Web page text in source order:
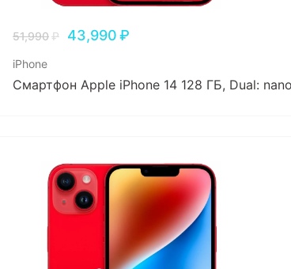
51,990₽ 43,990₽
iPhone
Смартфон Apple iPhone 14 128 ГБ, Dual: